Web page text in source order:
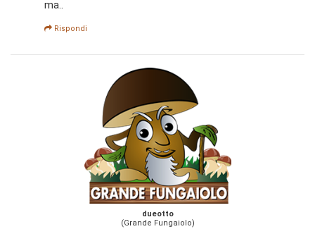
ma..
Rispondi
dueotto
(Grande Fungaiolo)